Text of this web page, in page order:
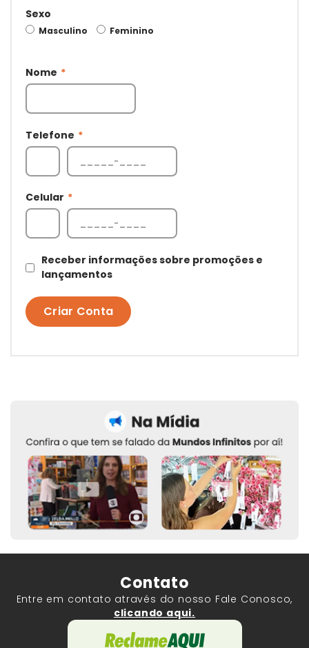
Sexo
Masculino Feminino
Nome *
Telefone *
Celular *
Receber informações sobre promoções e
lançamentos
Criar Conta
Contato
Entre em contato através do nosso Fale Conosco,
clicando aqui.